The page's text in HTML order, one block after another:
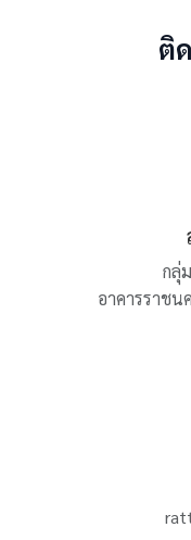
ติ
กลุ่
อาคารราชน